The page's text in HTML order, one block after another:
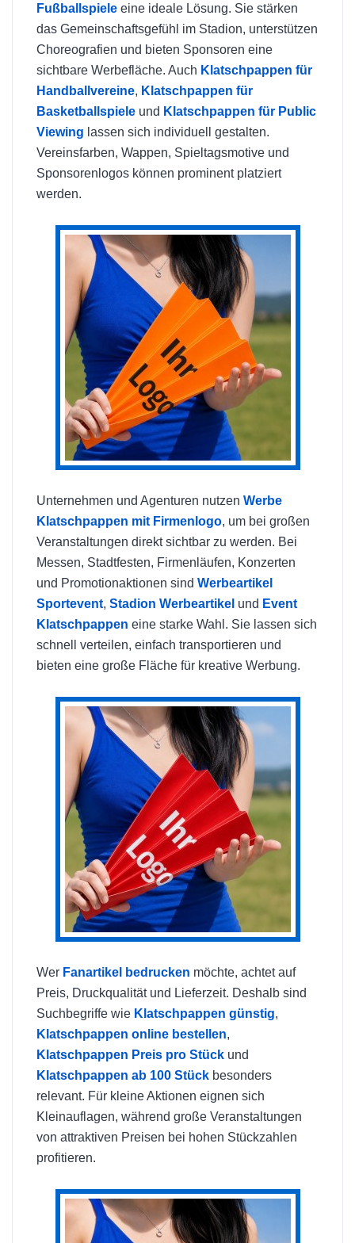
Fußballspiele eine ideale Lösung. Sie stärken
das Gemeinschaftsgefühl im Stadion, unterstützen
Choreografien und bieten Sponsoren eine
sichtbare Werbefläche. Auch Klatschpappen für
Handballvereine, Klatschpappen für
Basketballspiele und Klatschpappen für Public
Viewing lassen sich individuell gestalten.
Vereinsfarben, Wappen, Spieltagsmotive und
Sponsorenlogos können prominent platziert
werden.
Unternehmen und Agenturen nutzen Werbe
Klatschpappen mit Firmenlogo, um bei großen
Veranstaltungen direkt sichtbar zu werden. Bei
Messen, Stadtfesten, Firmenläufen, Konzerten
und Promotionaktionen sind Werbeartikel
Sportevent, Stadion Werbeartikel und Event
Klatschpappen eine starke Wahl. Sie lassen sich
schnell verteilen, einfach transportieren und
bieten eine große Fläche für kreative Werbung.
Wer Fanartikel bedrucken möchte, achtet auf
Preis, Druckqualität und Lieferzeit. Deshalb sind
Suchbegriffe wie Klatschpappen günstig,
Klatschpappen online bestellen,
Klatschpappen Preis pro Stück und
Klatschpappen ab 100 Stück besonders
relevant. Für kleine Aktionen eignen sich
Kleinauflagen, während große Veranstaltungen
von attraktiven Preisen bei hohen Stückzahlen
profitieren.